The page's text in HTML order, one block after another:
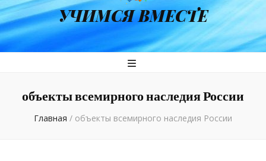
УЧИМСЯ ВМЕСТЕ
объекты всемирного наследия России
Главная / объекты всемирного наследия России